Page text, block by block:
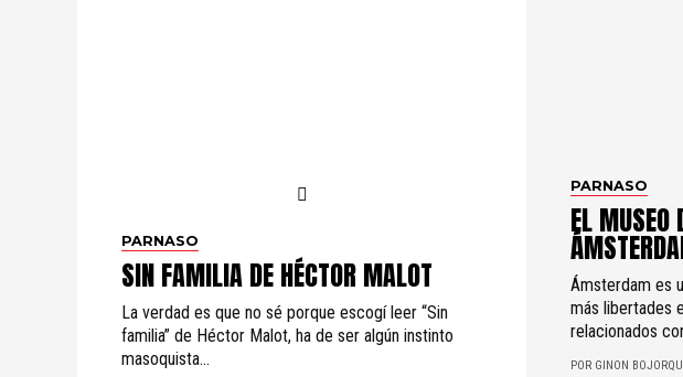
PARNASO
SIN FAMILIA DE HÉCTOR MALOT
La verdad es que no sé porque escogí leer “Sin
familia” de Héctor Malot, ha de ser algún instinto
masoquista...
PARNASO
EL MUSEO
Ámsterdam es
más libertades
relacionados
POR GINON